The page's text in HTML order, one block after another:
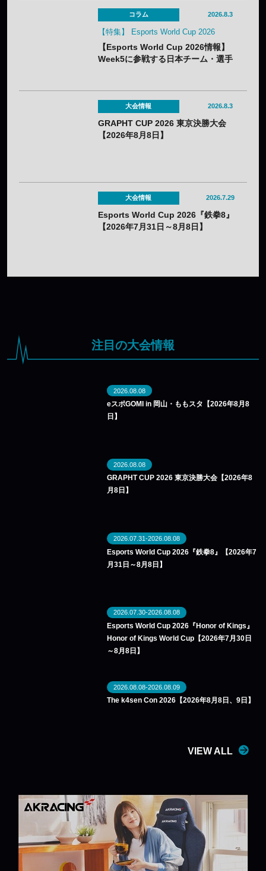
コラム 2026.8.3
【特集】 Esports World Cup 2026
【Esports World Cup 2026情報】
Week5に参戦する日本チーム・選手
大会情報 2026.8.3
GRAPHT CUP 2026 東京決勝大会
【2026年8月8日】
大会情報 2026.7.29
Esports World Cup 2026『鉄拳8』
【2026年7月31日～8月8日】
注目の大会情報
2026.08.08
eスポGOMI in 岡山・ももスタ【2026年8月8
日】
2026.08.08
GRAPHT CUP 2026 東京決勝大会【2026年8
月8日】
2026.07.31-2026.08.08
Esports World Cup 2026『鉄拳8』【2026年7
月31日～8月8日】
2026.07.30-2026.08.08
Esports World Cup 2026『Honor of Kings』
Honor of Kings World Cup【2026年7月30日
～8月8日】
2026.08.08-2026.08.09
The k4sen Con 2026【2026年8月8日、9日】
VIEW ALL